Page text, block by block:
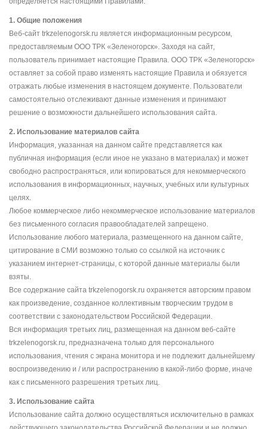
1. Общие положения
Веб-сайт trkzelenogorsk.ru является информационным ресурсом,
предоставляемым ООО ТРК «Зеленогорск». Заходя на сайт,
пользователь принимает настоящие Правила. ООО ТРК «Зеленогорск»
оставляет за собой право изменять настоящие Правила и обязуется
отражать любые изменения в настоящем документе. Пользователи
самостоятельно отслеживают данные изменения и принимают
решение о возможности дальнейшего использования сайта.
2. Использование материалов сайта
Информация, указанная на данном сайте представляется как
публичная информация (если иное не указано в материалах) и может
свободно распространяться, или копироваться для некоммерческого
использования в информационных, научных, учебных или культурных
целях.
Любое коммерческое либо некоммерческое использование материалов
без письменного согласия правообладателей запрещено.
Использование любого материала, размещенного на данном сайте,
цитирование в СМИ возможно только со ссылкой на источник с
указанием интернет-страницы, с которой данные материалы были
взяты.
Все содержание сайта trkzelenogorsk.ru охраняется авторским правом
как произведение, созданное коллективным творческим трудом в
соответствии с законодательством Российской Федерации.
Вся информация третьих лиц, размещенная на данном веб-сайте
trkzelenogorsk.ru, предназначена только для персонального
использования, чтения с экрана монитора и не подлежит дальнейшему
воспроизведению и / или распространению в какой-либо форме, иначе
как с письменного разрешения третьих лиц.
3. Использование сайта
Использование сайта должно осуществляться исключительно в рамках